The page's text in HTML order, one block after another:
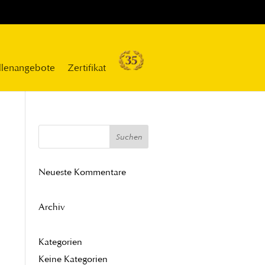
Zertifikat
Neueste Kommentare
Archiv
Kategorien
Keine Kategorien